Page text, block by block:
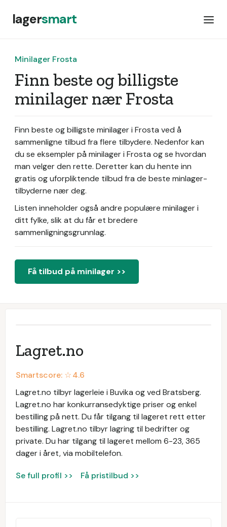
lagersmart
Minilager Frosta
Finn beste og billigste
minilager nær Frosta
Finn beste og billigste minilager i Frosta ved å
sammenligne tilbud fra flere tilbydere. Nedenfor kan
du se eksempler på minilager i Frosta og se hvordan
man velger den rette. Deretter kan du hente inn
gratis og uforpliktende tilbud fra de beste minlager-
tilbyderne nær deg.
Listen inneholder også andre populære minilager i
ditt fylke, slik at du får et bredere
sammenligningsgrunnlag.
Få tilbud på minilager >>
​Lagret.no
Smartscore: ☆4.6
Lagret.no tilbyr lagerleie i Buvika og ved Bratsberg. ​
Lagret.no har konkurransedyktige priser og enkel
bestilling på nett. Du får tilgang til lageret rett etter
bestilling. ​Lagret.no tilbyr lagring til bedrifter og
private. Du har tilgang til lageret mellom 6-23, 365
dager i året, via mobiltelefon.
Se full profil >> Få pristilbud >>